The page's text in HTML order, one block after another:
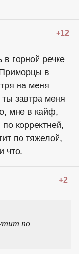
+12
в горной речке
в
на меня
ты завтра меня
мне в кайф,
по корректней,
по тяжелой,
что.
+2
по